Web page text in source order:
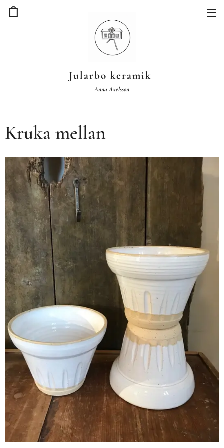
Jularbo keramik
Anna Axelsson
Kruka mellan